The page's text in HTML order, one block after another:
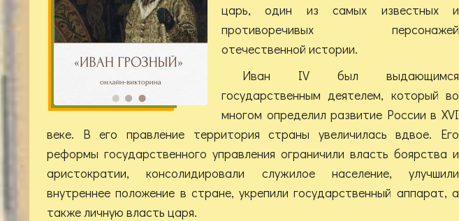
царь, один из самых известных и
противоречивых персонажей
отечественной истории.
Иван IV был выдающимся
государственным деятелем, который во
многом определил развитие России в XVI
веке. В его правление территория страны увеличилась вдвое. Его
реформы государственного управления ограничили власть боярства и
аристократии, консолидировали служилое население, улучшили
внутреннее положение в стране, укрепили государственный аппарат, а
также личную власть царя.